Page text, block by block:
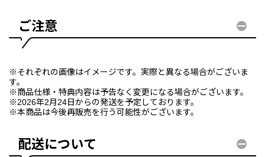
ご注意
※それぞれの画像はイメージです。実際と異なる場合がございま
す。
※商品仕様・特典内容は予告なく変更になる場合がございます。
※2026年2月24日からの発送を予定しております。
※本商品は今後再販売を行う可能性がございます。
配送について